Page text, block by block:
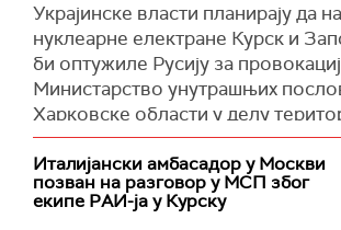
Украјинске власти планирају да
нуклеарне електране Курск и
би оптужиле Русију за
Министарство унутрашњих
Харковске области у делу
контролише Москва.
У саопштењу се тврди да су руске
информацију добиле након
Италијански амбасадор у Москви
позван на разговор у МСП због
екипе РАИ-ја у Курску